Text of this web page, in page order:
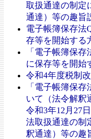
取扱通達の制定
通達）等の趣旨
電子帳簿保存法
存等を開始する
「電子帳簿保
に保存等を開始
令和4年度税制
「電子帳簿保
いて（法令解釈
令和3年12月27
法取扱通達の制
釈通達）等の趣